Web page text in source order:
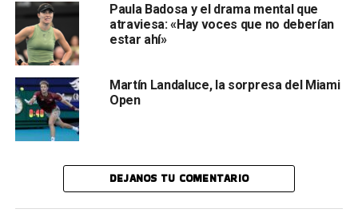
Paula Badosa y el drama mental que
atraviesa: «Hay voces que no deberían
estar ahí»
Martín Landaluce, la sorpresa del Miami
Open
DEJANOS TU COMENTARIO